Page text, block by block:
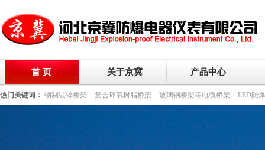
首 页 关于京冀 产品中心
热门关键词： 钢制镀锌桥架 复合环氧树脂桥架 玻璃钢桥架等电缆桥架 LED防